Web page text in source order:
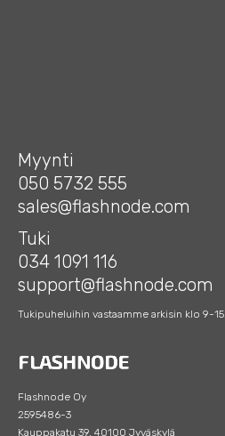
Myynti
050 5732 555
sales@flashnode.com
Tuki
034 1091 116
support@flashnode.com
Tukipuheluihin vastaamme arkisin klo 9-15.
Flashnode Oy
2595486-3
Kauppakatu 39, 40100 Jyväskylä